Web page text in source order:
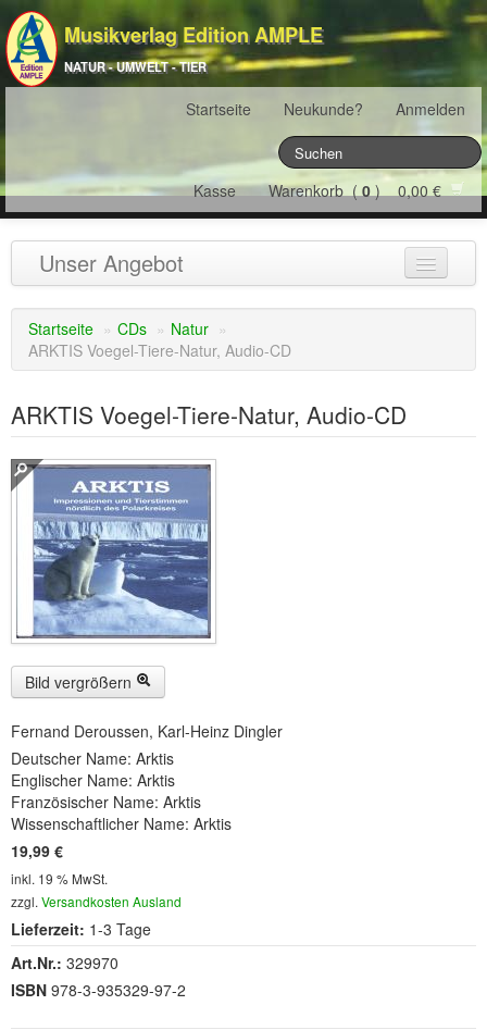
Musikverlag Edition AMPLE
NATUR - UMWELT - TIER
Startseite Neukunde? Anmelden
Kasse Warenkorb (0) 0,00 €
Unser Angebot
NATURJAHR(12)
ÖSTERREICH(22)
SCHWEIZ(16)
Buckelwiesen und Karwendelgebirge
Serie ENTSPANNUNG NATUR
CDs
SOFORT HERUNTERLADEN
CD-ROM-MP3/DVD-ROM-MP3
Spezial, Buch(28)
Engl./Franz. Produkte
Themensuche
Soundarchiv
Startseite » CDs » Natur »
ARKTIS Voegel-Tiere-Natur, Audio-CD
ARKTIS Voegel-Tiere-Natur, Audio-CD
Bild vergrößern
Fernand Deroussen, Karl-Heinz Dingler
Deutscher Name: Arktis
Englischer Name: Arktis
Französischer Name: Arktis
Wissenschaftlicher Name: Arktis
19,99 €
inkl. 19 % MwSt.
zzgl. Versandkosten Ausland
Lieferzeit: 1-3 Tage
Art.Nr.: 329970
ISBN 978-3-935329-97-2